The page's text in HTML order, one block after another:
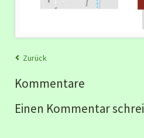
Zurück
Kommentare
Einen Kommentar